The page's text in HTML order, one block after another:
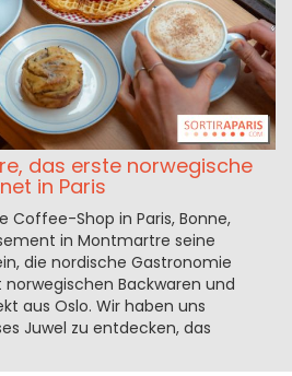
das erste norwegische
in Paris
Coffee-Shop in Paris, Bonne,
in Montmartre seine
die nordische Gastronomie
Backwaren und
aus Oslo. Wir haben uns
Juwel zu entdecken, das